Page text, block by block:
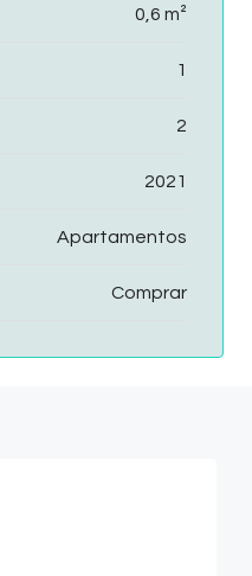
0,6 m²
1
2
2021
Apartamentos
Comprar